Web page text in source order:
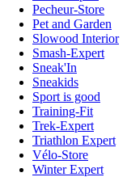
Pecheur-Store
Pet and Garden
Slowood Interior
Smash-Expert
Sneak'In
Sneakids
Sport is good
Training-Fit
Trek-Expert
Triathlon Expert
Vélo-Store
Winter Expert